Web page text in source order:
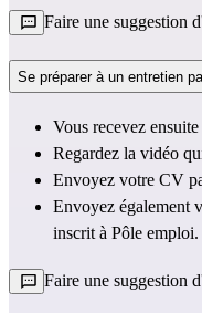
Faire une suggestion
Se préparer à un entretien
Vous recevez
Regardez la vidéo
Envoyez votre CV
Envoyez également
inscrit à Pôle emploi.
Faire une suggestion